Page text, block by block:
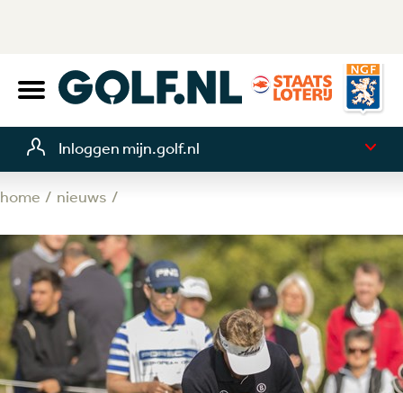
Inloggen mijn.golf.nl
home nieuws